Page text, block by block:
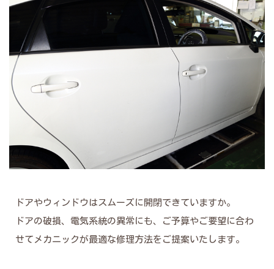
ドアやウィンドウはスムーズに開閉できていますか。
ドアの破損、電気系統の異常にも、ご予算やご要望に合わ
せてメカニックが最適な修理方法をご提案いたします。